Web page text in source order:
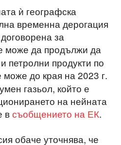
ѝ географска
временна дерогация
за
може да продължи да
петролни продукти по
до края на 2023 г.
газьол, който е
на нейната
всъобщението на ЕК.
обаче уточнява, че